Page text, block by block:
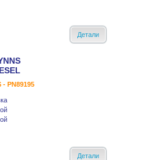
Детали
- PN89195
Детали